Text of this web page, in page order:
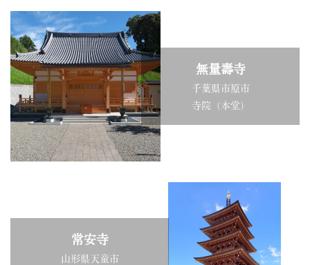
無量壽寺
千葉県市原市
寺院（本堂）
常安寺
山形県天童市